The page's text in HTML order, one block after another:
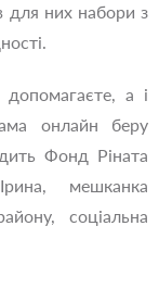
для них набори з
а і
онлайн беру
Фонд Ріната
мешканка
соціальна